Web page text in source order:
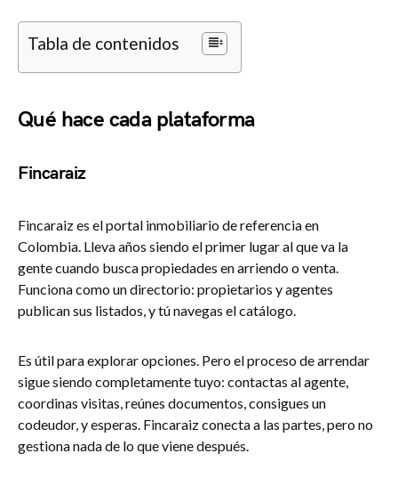
Tabla de contenidos
Qué hace cada plataforma
Fincaraiz
Fincaraiz es el portal inmobiliario de referencia en
Colombia. Lleva años siendo el primer lugar al que va la
gente cuando busca propiedades en arriendo o venta.
Funciona como un directorio: propietarios y agentes
publican sus listados, y tú navegas el catálogo.
Es útil para explorar opciones. Pero el proceso de arrendar
sigue siendo completamente tuyo: contactas al agente,
coordinas visitas, reúnes documentos, consigues un
codeudor, y esperas. Fincaraiz conecta a las partes, pero no
gestiona nada de lo que viene después.